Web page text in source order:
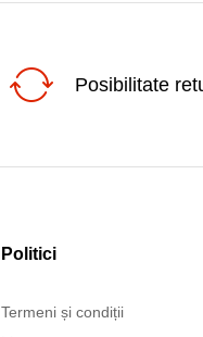
Posibilitate
Politici
Termeni și condiții